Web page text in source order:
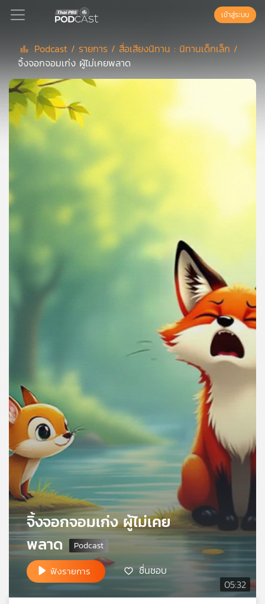
Podcast
เพล
ย์
เพล
ย์
ลิ
ข่าว
และ
กิจกรรม
เกี่ยว
กับ
เรา
เครือ
ข่าย
พี
เข้าสู่ระบบ
Podcast / รายการ /สื่อเสียงนิทาน : นิทานเด็กเล็ก /
จิ้งจอกจอมเก่ง ผู้ไม่เคยพลาด
05:32
จิ้งจอกจอมเก่ง ผู้ไม่เคย
พลาด
ฟังรายการ ชื่นชอบ